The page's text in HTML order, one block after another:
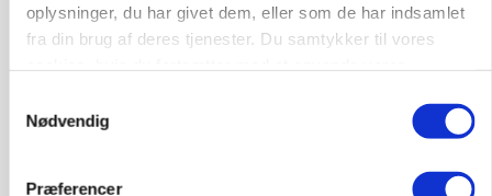
oplysninger, du har givet dem, eller som de har indsamlet
fra din brug af deres tjenester. Du samtykker til vores
Nødvendig
Præferencer
»Nu stopper I«: Landbrugsdebattør og
protestgruppe vil demonstrere mod ny